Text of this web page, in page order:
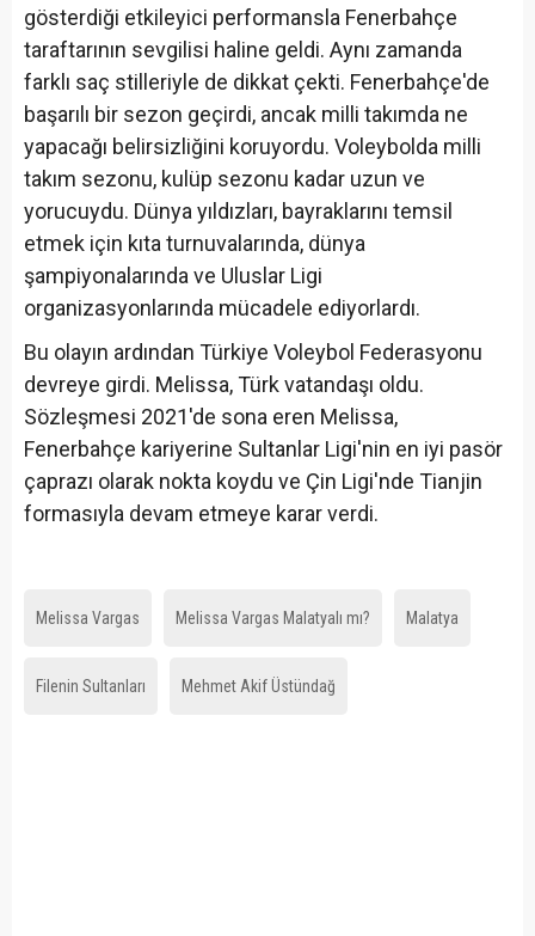
gösterdiği etkileyici performansla Fenerbahçe
taraftarının sevgilisi haline geldi. Aynı zamanda
farklı saç stilleriyle de dikkat çekti. Fenerbahçe'de
başarılı bir sezon geçirdi, ancak milli takımda ne
yapacağı belirsizliğini koruyordu. Voleybolda milli
takım sezonu, kulüp sezonu kadar uzun ve
yorucuydu. Dünya yıldızları, bayraklarını temsil
etmek için kıta turnuvalarında, dünya
şampiyonalarında ve Uluslar Ligi
organizasyonlarında mücadele ediyorlardı.
Bu olayın ardından Türkiye Voleybol Federasyonu
devreye girdi. Melissa, Türk vatandaşı oldu.
Sözleşmesi 2021'de sona eren Melissa,
Fenerbahçe kariyerine Sultanlar Ligi'nin en iyi pasör
çaprazı olarak nokta koydu ve Çin Ligi'nde Tianjin
formasıyla devam etmeye karar verdi.
Melissa Vargas Melissa Vargas Malatyalı mı? Malatya
Filenin Sultanları Mehmet Akif Üstündağ